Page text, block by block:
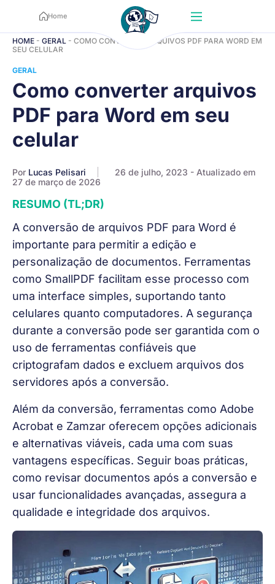
Home
HOME - GERAL - COMO CONVERTER ARQUIVOS PDF PARA WORD EM
SEU CELULAR
GERAL
Como converter arquivos
PDF para Word em seu
celular
Por Lucas Pelisari 26 de julho, 2023 - Atualizado em
27 de março de 2026
RESUMO (TL;DR)
A conversão de arquivos PDF para Word é
importante para permitir a edição e
personalização de documentos. Ferramentas
como SmallPDF facilitam esse processo com
uma interface simples, suportando tanto
celulares quanto computadores. A segurança
durante a conversão pode ser garantida com o
uso de ferramentas confiáveis que
criptografam dados e excluem arquivos dos
servidores após a conversão.
Além da conversão, ferramentas como Adobe
Acrobat e Zamzar oferecem opções adicionais
e alternativas viáveis, cada uma com suas
vantagens específicas. Seguir boas práticas,
como revisar documentos após a conversão e
usar funcionalidades avançadas, assegura a
qualidade e integridade dos arquivos.